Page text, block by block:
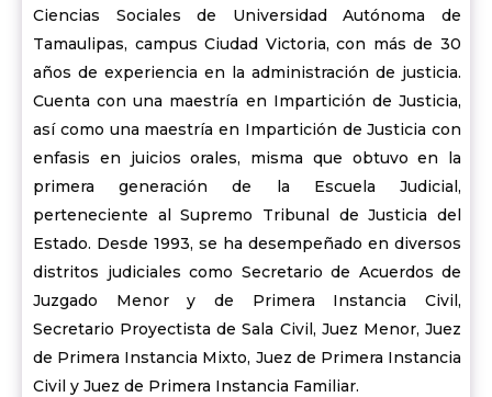
Ciencias Sociales de Universidad Autónoma de
Tamaulipas, campus Ciudad Victoria, con más de 30
años de experiencia en la administración de justicia.
Cuenta con una maestría en Impartición de Justicia,
así como una maestría en Impartición de Justicia con
enfasis en juicios orales, misma que obtuvo en la
primera generación de la Escuela Judicial,
perteneciente al Supremo Tribunal de Justicia del
Estado. Desde 1993, se ha desempeñado en diversos
distritos judiciales como Secretario de Acuerdos de
Juzgado Menor y de Primera Instancia Civil,
Secretario Proyectista de Sala Civil, Juez Menor, Juez
de Primera Instancia Mixto, Juez de Primera Instancia
Civil y Juez de Primera Instancia Familiar.